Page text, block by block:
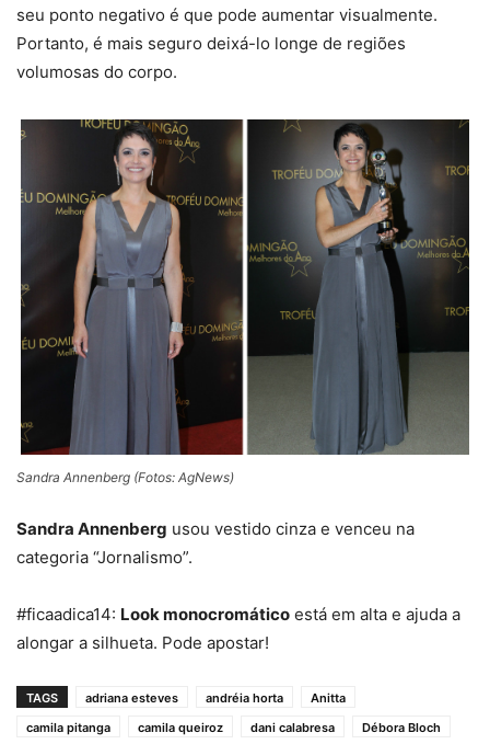
seu ponto negativo é que pode aumentar visualmente.
Portanto, é mais seguro deixá-lo longe de regiões
volumosas do corpo.
Sandra Annenberg (Fotos: AgNews)
Sandra Annenberg usou vestido cinza e venceu na
categoria “Jornalismo”.
#ficaadica14: Look monocromático está em alta e ajuda a
alongar a silhueta. Pode apostar!
TAGS adriana esteves andréia horta
Anitta
camila pitanga
camila queiroz dani calabresa
Débora Bloch